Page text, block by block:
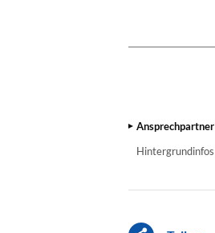
Ansprechpartner
Hintergrundinfos